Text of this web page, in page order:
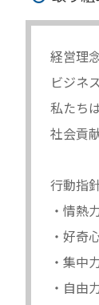
経営理
ビジネ
私たち
社会貢
行動指
・情熱
・好奇
・集中
・自由